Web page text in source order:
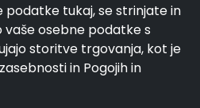
podatke tukaj, se strinjate in
osebne podatke s
storitve trgovanja, kot je
in Pogojih in